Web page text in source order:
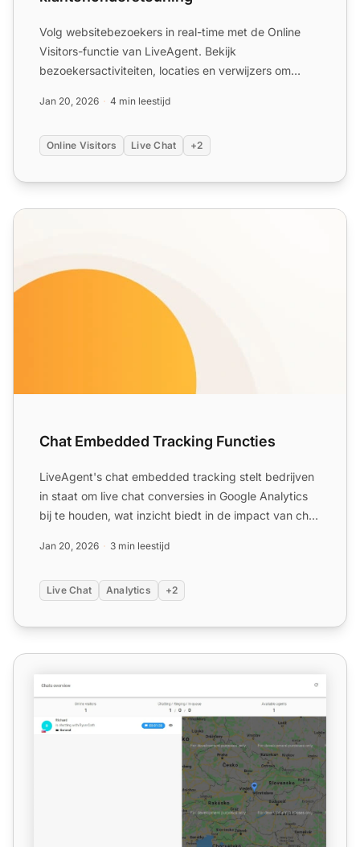
Volg websitebezoekers in real-time met de Online
Visitors-functie van LiveAgent. Bekijk
bezoekersactiviteiten, locaties en verwijzers om
Jan 20, 2026 4 min leestijd
Online Visitors Live Chat +2
Chat Embedded Tracking Functies
Chat Embedded Tracking Functies
LiveAgent's chat embedded tracking stelt bedrijven
in staat om live chat conversies in Google Analytics
bij te houden, wat inzicht biedt in de impact van chat
Jan 20, 2026 3 min leestijd
Live Chat Analytics +2
Chats Overview functies